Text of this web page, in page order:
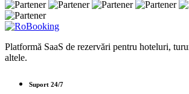
Platformă SaaS de rezervări pentru hoteluri,
altele.
Suport 24/7